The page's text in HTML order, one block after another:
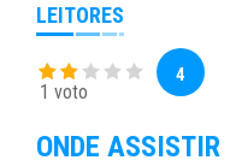
LEITORES
1 voto
4
ONDE ASSISTIR